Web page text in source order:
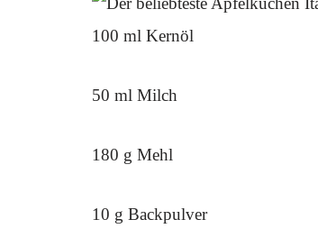
100 ml Kernöl
50 ml Milch
180 g Mehl
10 g Backpulver